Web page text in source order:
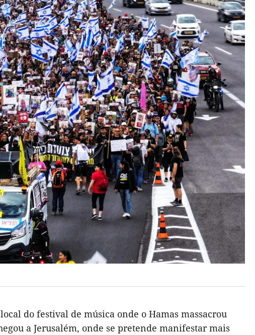
do festival de música onde o Hamas massacrou
a Jerusalém, onde se pretende manifestar mais